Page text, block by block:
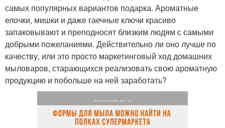
самых популярных вариантов подарка. Ароматные
елочки, мишки и даже гаечные ключи красиво
запаковывают и преподносят близким людям с самыми
добрыми пожеланиями. Действительно ли оно лучше по
качеству, или это просто маркетинговый ход домашних
мыловаров, старающихся реализовать свою ароматную
продукцию и побольше на ней заработать?